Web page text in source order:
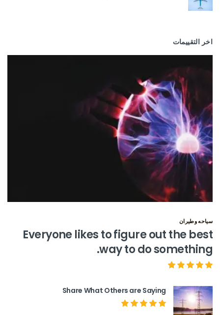
اخر التقييمات
سياحه وطيران
Everyone likes to figure out the best
way to do something.
Share What Others are Saying